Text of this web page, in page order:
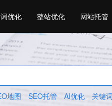
优化 整站优化 网站托管
地图 SEO托管 AI优化 关键